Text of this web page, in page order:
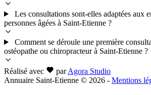
Les consultations sont-elles adaptées aux
personnes âgées à Saint-Etienne ?
Comment se déroule une première
ostéopathe ou chiropracteur à Saint-Etienne ?
Réalisé avec par Agora Studio
Annuaire Saint-Etienne © 2026 - Mentions